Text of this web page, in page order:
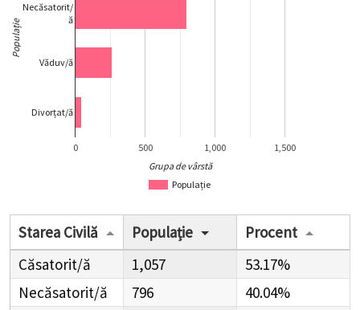
Populație
0 500 1,000 1,500
Necăsatorit/
ă
Văduv/ă
Divorțat/ă
Grupa de vârstă
Populație
Starea Civilă Populație
Procent
Căsatorit/ă
1,057
53.17%
Necăsatorit/ă
796
40.04%